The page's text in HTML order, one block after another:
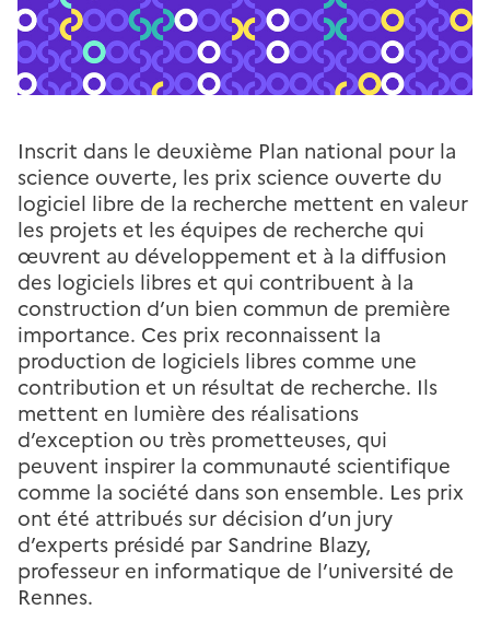
Inscrit dans le deuxième Plan national pour la
science ouverte, les prix science ouverte du
logiciel libre de la recherche mettent en valeur
les projets et les équipes de recherche qui
œuvrent au développement et à la diffusion
des logiciels libres et qui contribuent à la
construction d’un bien commun de première
importance. Ces prix reconnaissent la
production de logiciels libres comme une
contribution et un résultat de recherche. Ils
mettent en lumière des réalisations
d’exception ou très prometteuses, qui
peuvent inspirer la communauté scientifique
comme la société dans son ensemble. Les prix
ont été attribués sur décision d’un jury
d’experts présidé par Sandrine Blazy,
professeur en informatique de l’université de
Rennes.